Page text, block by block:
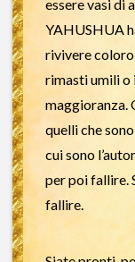
essere vasi di
YAHUSHUA
rivivere coloro
rimasti umili o
maggioranza.
quelli che
cui sono
per poi fallire.
fallire.